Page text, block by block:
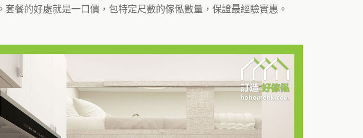
餐的好處就是一口價，包特定尺數的傢俬數量，保證最經驗實惠。